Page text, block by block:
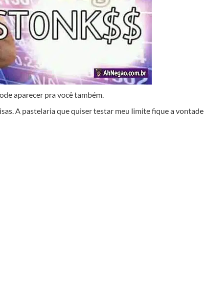
aparecer pra você também.
A pastelaria que quiser testar meu limite fique a vontade